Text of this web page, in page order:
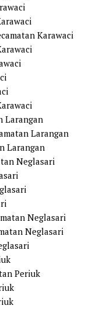
Karawaci
Larangan
Larangan
Larangan
Neglasari
Neglasari
Neglasari
Periuk